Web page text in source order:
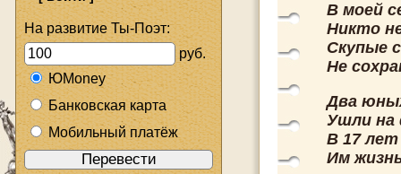
На развитие Ты-Поэт:
руб.
ЮMoney
Банковская карта
Мобильный платёж
В моей
Никто
Скупые
Не
Два
Ушли на
В 17
Им